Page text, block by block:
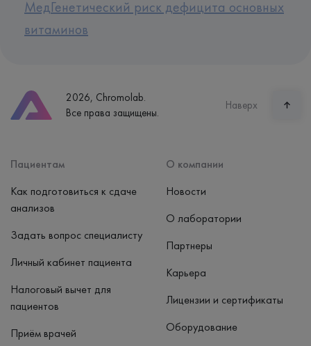
МедГенетический риск дефицита основных
витаминов
2026, Chromolab.
Все права защищены.
Наверх
Пациентам
Как подготовиться к сдаче
анализов
Задать вопрос специалисту
Личный кабинет пациента
Налоговый вычет для
пациентов
Приём врачей
О компании
Новости
О лаборатории
Партнеры
Карьера
Лицензии и сертификаты
Оборудование